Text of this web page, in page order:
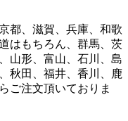
都、滋賀、兵庫、和歌
はもちろん、群馬、茨
山形、富山、石川、島
秋田、福井、香川、鹿
ご注文頂いておりま